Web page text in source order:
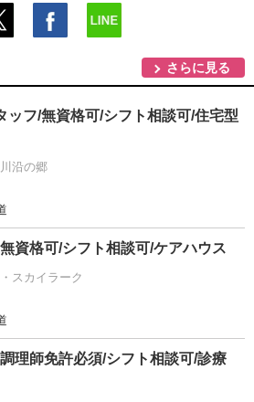
さらに見る
ッフ/無資格可/シフト相談可/住宅型
沿の郷
資格可/シフト相談可/ケアハウス
スカイラーク
理師免許必須/シフト相談可/診療